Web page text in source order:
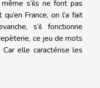
s’ils ne font pas
France, on l’a fait
s’il fonctionne
ce jeu de mots
elle caractérise les